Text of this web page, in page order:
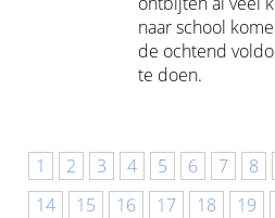
naar school
de ochtend
te doen.
1 2 3 4 5 6 7 8
14
15 16 17 18 19